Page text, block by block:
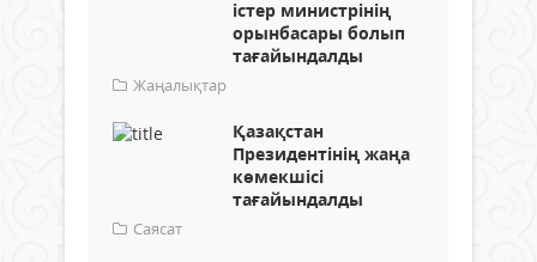
істер министрінің
орынбасары болып
тағайындалды
Жаңалықтар
Қазақстан
Президентінің жаңа
көмекшісі
тағайындалды
Саясат